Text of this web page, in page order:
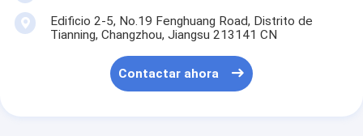
Edificio 2-5, No.19 Fenghuang Road, Distrito de
Tianning, Changzhou, Jiangsu 213141 CN
Contactar ahora